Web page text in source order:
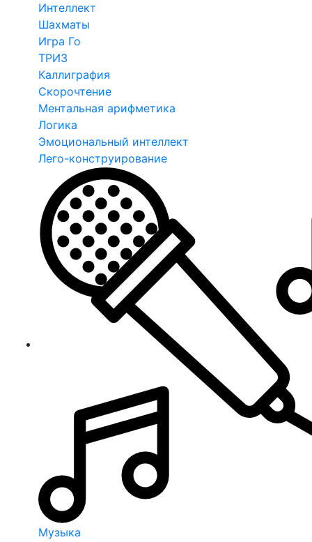
Интеллект
Шахматы
Игра Го
ТРИЗ
Каллиграфия
Скорочтение
Ментальная арифметика
Логика
Эмоциональный интеллект
Лего-конструирование
Музыка